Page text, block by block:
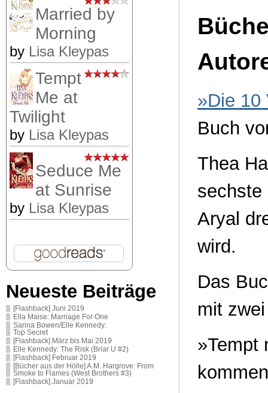
Married by
Morning
by Lisa Kleypas
Tempt
Me at
Twilight
by Lisa Kleypas
Seduce Me
at Sunrise
by Lisa Kleypas
Neueste Beiträge
[Flashback] Juni 2019
Ella Maise: Marriage For One
Sarina Bowen/Elle Kennedy:
Top Secret
[Flashback] März bis Mai 2019
Elle Kennedy: The Risk (Briar U #2)
[Flashback] Februar 2019
[Bücher aus der Hölle] A.M. Hargrove: From
Smoke to Flames (West Brothers #3)
[Flashback] Januar 2019
»Die 10
Buch
Thea
sechste
Aryal
wird.
Das
mit
»Tempt